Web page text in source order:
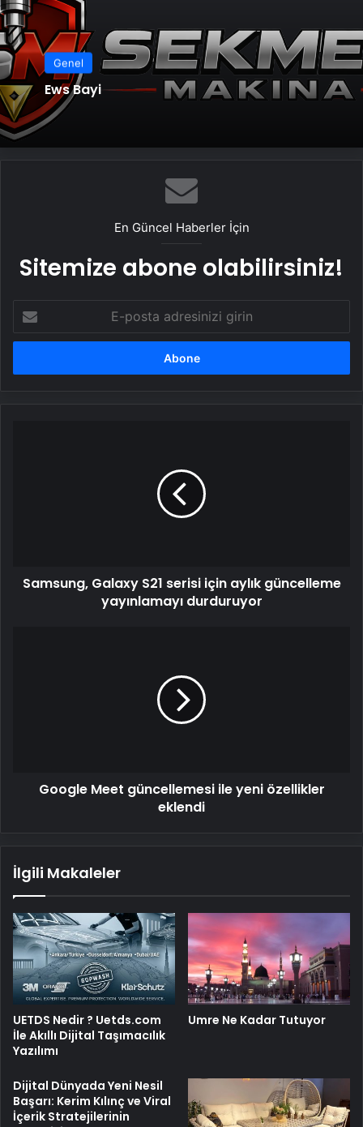
Genel
Ews Bayi
En Güncel Haberler İçin
Sitemize abone olabilirsiniz!
posta
adresinizi
Samsung, Galaxy S21 serisi için aylık güncelleme
yayınlamayı durduruyor
Google Meet güncellemesi ile yeni özellikler
eklendi
İlgili Makaleler
UETDS Nedir ? Uetds.com
İle Akıllı Dijital Taşımacılık
Yazılımı
Umre Ne Kadar Tutuyor
Dijital Dünyada Yeni Nesil
Başarı: Kerim Kılınç ve Viral
İçerik Stratejilerinin